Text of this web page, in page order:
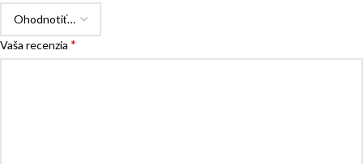
Vaša recenzia *